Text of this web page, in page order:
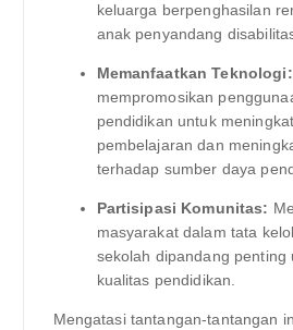
keluarga berpenghasilan
anak penyandang
Memanfaatkan Teknologi:
mempromosikan
pendidikan untuk
pembelajaran dan
terhadap sumber daya
Partisipasi Komunitas:
masyarakat dalam tata
sekolah dipandang penting
kualitas pendidikan.
Mengatasi tantangan-tantangan